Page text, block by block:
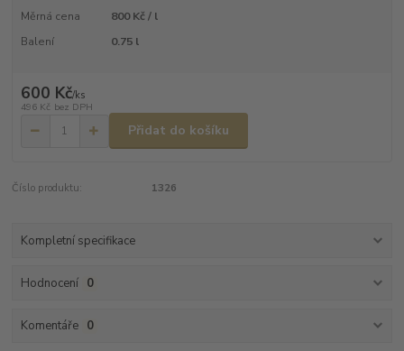
Měrná cena
800 Kč / l
Balení
0.75 l
600 Kč/ks
496 Kč bez DPH
Přidat do košíku
Číslo produktu: 1326
Kompletní specifikace
Hodnocení 0
Komentáře 0